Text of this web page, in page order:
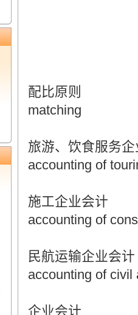
配比原则
matching
旅游、饮食服务
accounting of
施工企业会计
accounting of
民航运输企业会计
accounting of civil
企业会计